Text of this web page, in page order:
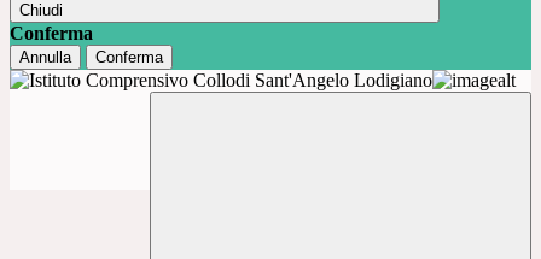
Chiudi
Conferma
Annulla Conferma